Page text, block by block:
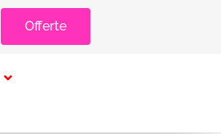
Offerte